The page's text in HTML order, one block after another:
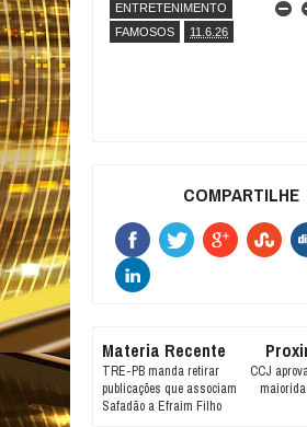
ENTRETENIMENTO
FAMOSOS
11.6.26
COMPARTILHE
Materia Recente
TRE-PB manda retirar
publicações que associam
Safadão a Efraim Filho
CCJ